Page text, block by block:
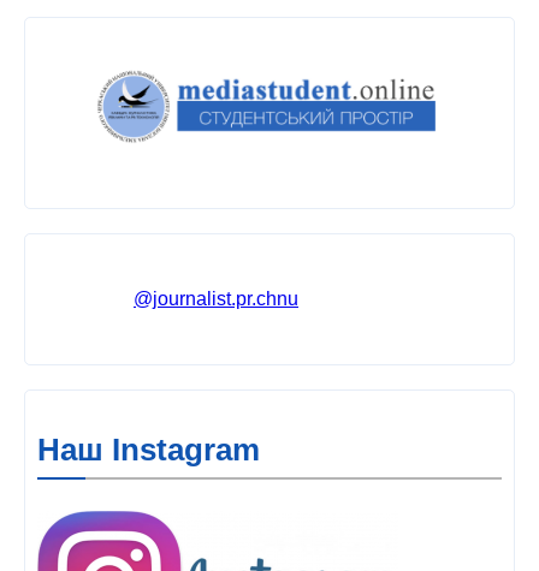
@journalist.pr.chnu
Наш Instagram